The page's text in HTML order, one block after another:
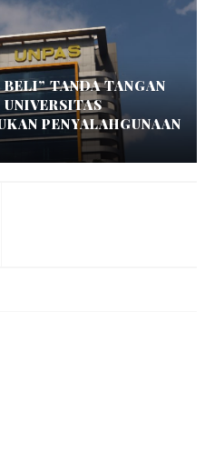
TANDA TANGAN
PENYALAHGUNAAN